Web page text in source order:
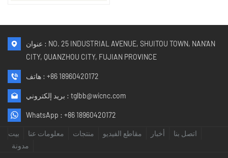
عنوان : NO. 25 INDUSTRIAL AVENUE, SHUITOU TOWN, NAN'AN
CITY, QUANZHOU CITY, FUJIAN PROVINCE
هاتف : +86 18960420172
بريد إلكتروني : tglbb@wicnc.com
WhatsApp : +86 18960420172
بيت معلومات عنا منتجات مقاطع الفيديو أخبار
اتصل بنا
مدونة